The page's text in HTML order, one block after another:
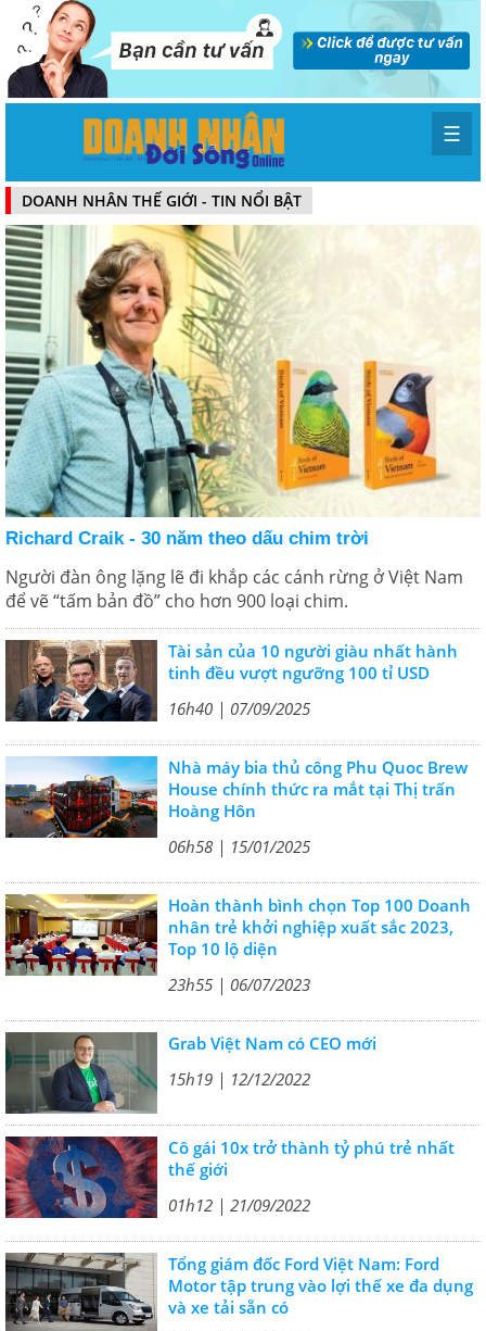
☰
DOANH NHÂN THẾ GIỚI - TIN NỔI BẬT
Richard Craik - 30 năm theo dấu chim trời
Người đàn ông lặng lẽ đi khắp các cánh rừng ở Việt Nam
để vẽ “tấm bản đồ” cho hơn 900 loại chim.
Tài sản của 10 người giàu nhất hành
tinh đều vượt ngưỡng 100 tỉ USD
16h40 | 07/09/2025
Nhà máy bia thủ công Phu Quoc Brew
House chính thức ra mắt tại Thị trấn
Hoàng Hôn
06h58 | 15/01/2025
Hoàn thành bình chọn Top 100 Doanh
nhân trẻ khởi nghiệp xuất sắc 2023,
Top 10 lộ diện
23h55 | 06/07/2023
Grab Việt Nam có CEO mới
15h19 | 12/12/2022
Cô gái 10x trở thành tỷ phú trẻ nhất
thế giới
01h12 | 21/09/2022
Tổng giám đốc Ford Việt Nam: Ford
Motor tập trung vào lợi thế xe đa dụng
và xe tải sẵn có